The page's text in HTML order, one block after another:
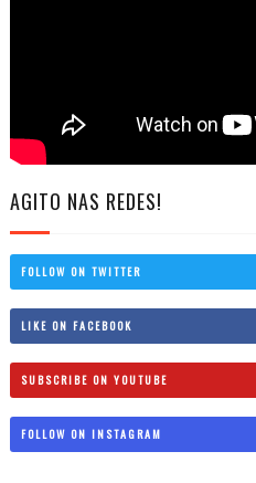
AGITO NAS REDES!
FOLLOW ON TWITTER
LIKE ON FACEBOOK
SUBSCRIBE ON YOUTUBE
FOLLOW ON INSTAGRAM